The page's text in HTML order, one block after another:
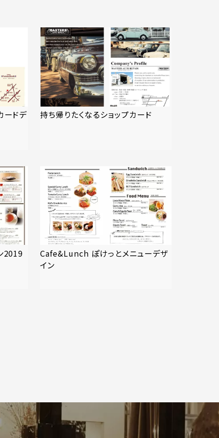
ドデ 持ち帰りたくなるショップカード
2019
Cafe&Lunch ぽけっとメニューデザ
イン